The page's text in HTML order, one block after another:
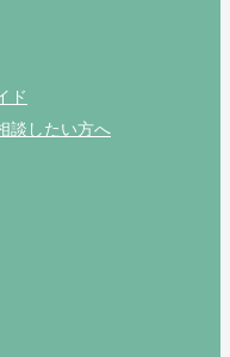
ド
談したい方へ